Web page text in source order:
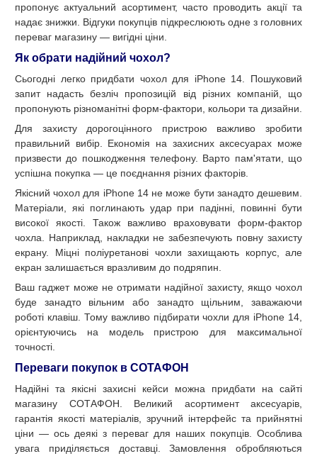
пропонує актуальний асортимент, часто проводить акції та
надає знижки. Відгуки покупців підкреслюють одне з головних
переваг магазину — вигідні ціни.
Як обрати надійний чохол?
Сьогодні легко придбати чохол для iPhone 14. Пошуковий
запит надасть безліч пропозицій від різних компаній, що
пропонують різноманітні форм-фактори, кольори та дизайни.
Для захисту дорогоцінного пристрою важливо зробити
правильний вибір. Економія на захисних аксесуарах може
призвести до пошкодження телефону. Варто пам'ятати, що
успішна покупка — це поєднання різних факторів.
Якісний чохол для iPhone 14 не може бути занадто дешевим.
Матеріали, які поглинають удар при падінні, повинні бути
високої якості. Також важливо враховувати форм-фактор
чохла. Наприклад, накладки не забезпечують повну захисту
екрану. Міцні поліуретанові чохли захищають корпус, але
екран залишається вразливим до подряпин.
Ваш гаджет може не отримати надійної захисту, якщо чохол
буде занадто вільним або занадто щільним, заважаючи
роботі клавіш. Тому важливо підбирати чохли для iPhone 14,
орієнтуючись на модель пристрою для максимальної
точності.
Переваги покупок в СОТАФОН
Надійні та якісні захисні кейси можна придбати на сайті
магазину СОТАФОН. Великий асортимент аксесуарів,
гарантія якості матеріалів, зручний інтерфейс та прийнятні
ціни — ось деякі з переваг для наших покупців. Особлива
увага приділяється доставці. Замовлення обробляються